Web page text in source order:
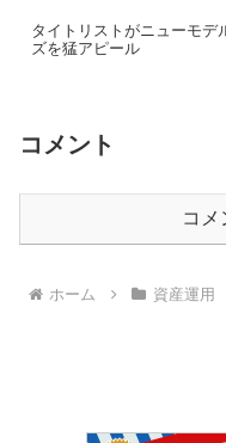
タイトリストがニューモデ
ズを猛アピール
コメント
コメ
ホーム 資産運用